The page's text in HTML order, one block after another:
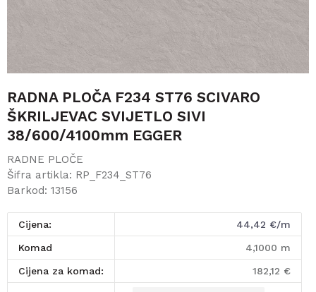
RADNA PLOČA F234 ST76 SCIVARO
ŠKRILJEVAC SVIJETLO SIVI
38/600/4100mm EGGER
RADNE PLOČE
Šifra artikla: RP_F234_ST76
Barkod: 13156
Cijena: 44,42 €/m
komad 4,1000 m
Cijena za komad: 182,12 €